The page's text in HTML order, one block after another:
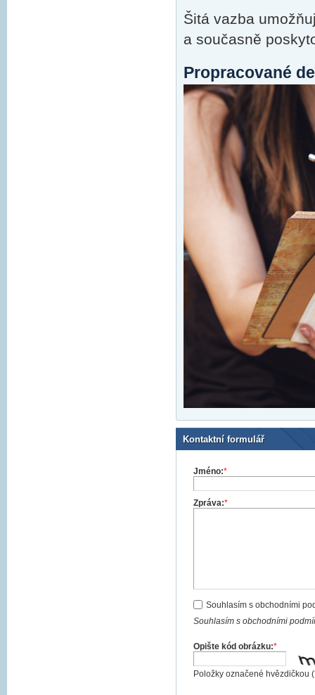
Šitá vazba
a současně
Propracované
Kontaktní formulář
Jméno:*
Zpráva:*
Souhlasím s obchodními
Souhlasím s obchodními
Opište kód obrázku:*
Položky označené hvězdičkou (